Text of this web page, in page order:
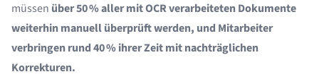
müssen über 50 % aller mit OCR verarbeiteten Dokumente
weiterhin manuell überprüft werden, und Mitarbeiter
verbringen rund 40 % ihrer Zeit mit nachträglichen
Korrekturen.